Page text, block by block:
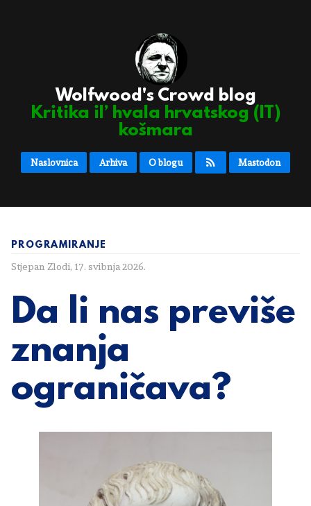
Wolfwood's Crowd blog
Kritika il’ hvala hrvatskog (IT)
košmara
Naslovnica Arhiva O blogu Mastodon
PROGRAMIRANJE
Stjepan Zlodi, 17. svibnja 2026.
Da li nas previše
znanja
ograničava?